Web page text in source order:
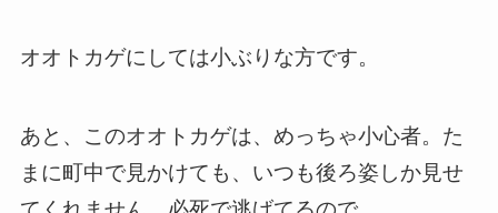
オオトカゲにしては小ぶりな方です。
あと、このオオトカゲは、めっちゃ小心者。た
まに町中で見かけても、いつも後ろ姿しか見せ